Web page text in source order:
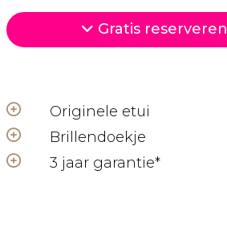
Gratis reserveren
Originele etui
Brillendoekje
3 jaar garantie*